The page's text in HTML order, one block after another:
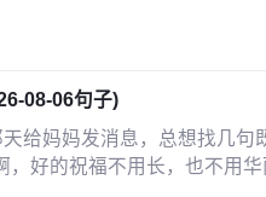
08-06句子)
给妈妈发消息，总想找几
，好的祝福不用长，也不用